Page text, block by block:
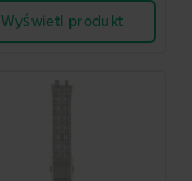
Wyświetl produkt